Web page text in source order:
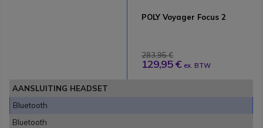
POLY Voyager Focus 2
283,95 €
129,95 € ex. BTW
AANSLUITING HEADSET
Bluetooth
Bluetooth